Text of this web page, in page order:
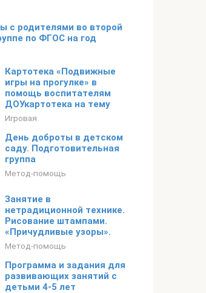
с родителями во второй
по ФГОС на год
Картотека «Подвижные
игры на прогулке» в
помощь воспитателям
ДОУкартотека на тему
Игровая
День доброты в детском
саду. Подготовительная
группа
Метод-помощь
Занятие в
нетрадиционной технике.
Рисование штампами.
«Причудливые узоры».
Метод-помощь
Программа и задания для
развивающих занятий с
детьми 4-5 лет